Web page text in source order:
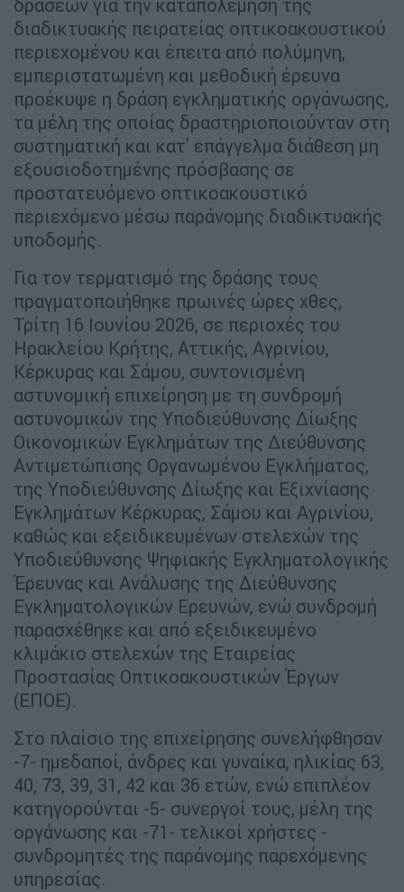
δράσεων για την καταπολέμηση της
διαδικτυακής πειρατείας οπτικοακουστικού
περιεχομένου και έπειτα από πολύμηνη,
εμπεριστατωμένη και μεθοδική έρευνα
προέκυψε η δράση εγκληματικής οργάνωσης,
τα μέλη της οποίας δραστηριοποιούνταν στη
συστηματική και κατ' επάγγελμα διάθεση μη
εξουσιοδοτημένης πρόσβασης σε
προστατευόμενο οπτικοακουστικό
περιεχόμενο μέσω παράνομης διαδικτυακής
υποδομής.
Για τον τερματισμό της δράσης τους
πραγματοποιήθηκε πρωινές ώρες χθες,
Τρίτη 16 Ιουνίου 2026, σε περιοχές του
Ηρακλείου Κρήτης, Αττικής, Αγρινίου,
Κέρκυρας και Σάμου, συντονισμένη
αστυνομική επιχείρηση με τη συνδρομή
αστυνομικών της Υποδιεύθυνσης Δίωξης
Οικονομικών Εγκλημάτων της Διεύθυνσης
Αντιμετώπισης Οργανωμένου Εγκλήματος,
της Υποδιεύθυνσης Δίωξης και Εξιχνίασης
Εγκλημάτων Κέρκυρας, Σάμου και Αγρινίου,
καθώς και εξειδικευμένων στελεχών της
Υποδιεύθυνσης Ψηφιακής Εγκληματολογικής
Έρευνας και Ανάλυσης της Διεύθυνσης
Εγκληματολογικών Ερευνών, ενώ συνδρομή
παρασχέθηκε και από εξειδικευμένο
κλιμάκιο στελεχών της Εταιρείας
Προστασίας Οπτικοακουστικών Έργων
(ΕΠΟΕ).
Στο πλαίσιο της επιχείρησης συνελήφθησαν
-7- ημεδαποί, άνδρες και γυναίκα, ηλικίας 63,
40, 73, 39, 31, 42 και 36 ετών, ενώ επιπλέον
κατηγορούνται -5- συνεργοί τους, μέλη της
οργάνωσης και -71- τελικοί χρήστες -
συνδρομητές της παράνομης παρεχόμενης
υπηρεσίας.